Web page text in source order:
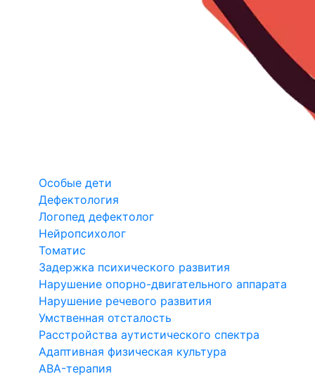
Особые дети
Дефектология
Логопед дефектолог
Нейропсихолог
Томатис
Задержка психического развития
Нарушение опорно-двигательного аппарата
Нарушение речевого развития
Умственная отсталость
Расстройства аутистического спектра
Адаптивная физическая культура
ABA-терапия